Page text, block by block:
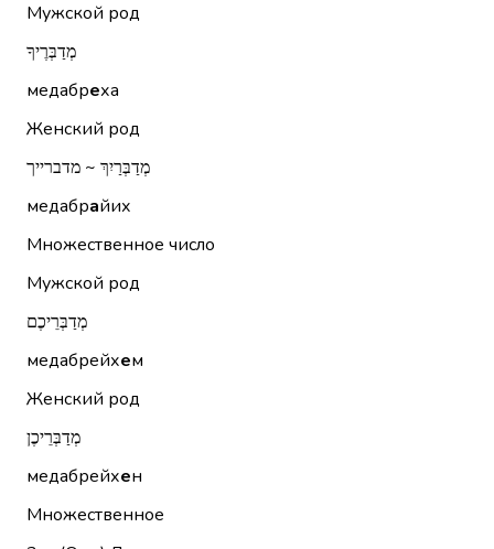
Мужской род
מְדַבְּרֶיךָ
медабреха
Женский род
מְדַבְּרַיִךְ ~ מדברייך
медабрайих
Множественное число
Мужской род
מְדַבְּרֵיכֶם
медабрейхем
Женский род
מְדַבְּרֵיכֶן
медабрейхен
Множественное